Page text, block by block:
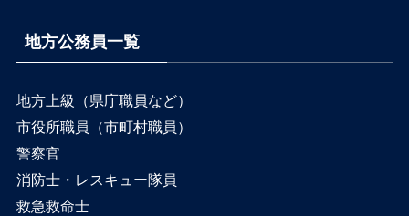
地方公務員一覧
地方上級（県庁職員など）
市役所職員（市町村職員）
警察官
消防士・レスキュー隊員
救急救命士